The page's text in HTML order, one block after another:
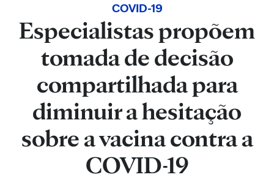
COVID-19
Especialistas propõem
tomada de decisão
compartilhada para
diminuir a hesitação
sobre a vacina contra a
COVID-19